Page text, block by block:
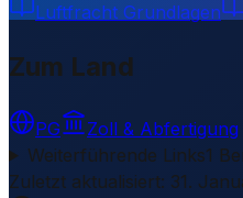
Luftfracht Grundlagen
Zum Land
PG
Zoll & Abfertigung
Weiterführende Links1
Zuletzt aktualisiert: 31.